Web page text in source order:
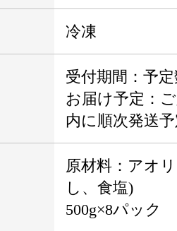
冷凍
受付期間：予
お届け予定：
内に順次発送予
原材料：アオ
し、食塩)
500g×8パック